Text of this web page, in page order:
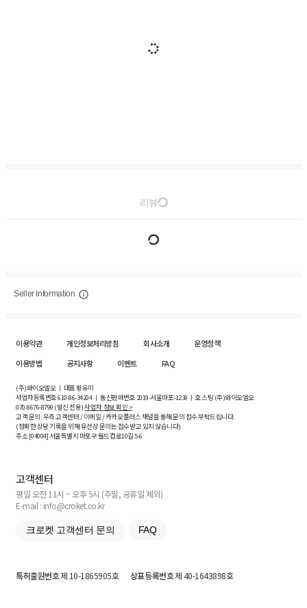
리뷰
Seller Information
이용약관 개인정보처리방침 회사소개
운영정책
이용방법
공지사항 이벤트 FAQ
(주)와이오엘오 ㅣ 대표 황유미
사업자등록번호610-86-34204ㅣ 통신판매번호 2019-서울마포-1239 ㅣ 호스팅 (주)와이오엘오
070-8676-8799 (발신 전용)사업자 정보 확인 >
고객 문의: 우측 고객센터 / 이메일 / 카카오플러스 채널을 통해 문의 접수 부탁드립니다.
(정확한 상담 기록을 위해 유선상 문의는 접수받고 있지 않습니다)
주소 [04004] 서울특별시 마포구 월드컵로10길5-6
고객센터
평일 오전 11시 ~ 오후 5시 (주말, 공휴일 제외)
E-mail : info@croket.co.kr
크로켓 고객센터 문의 FAQ
특허출원번호제 10-1865905호 상표등록번호제 40-1643898호